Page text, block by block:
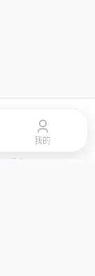
站点地图
乐出品
我的